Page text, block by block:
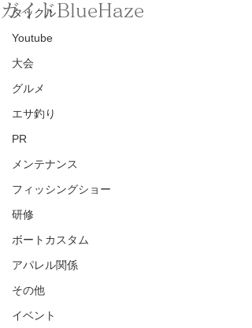
タックル
Youtube
大会
グルメ
エサ釣り
PR
メンテナンス
フィッシングショー
研修
ボートカスタム
アパレル関係
その他
イベント
ガイドBlueHaze